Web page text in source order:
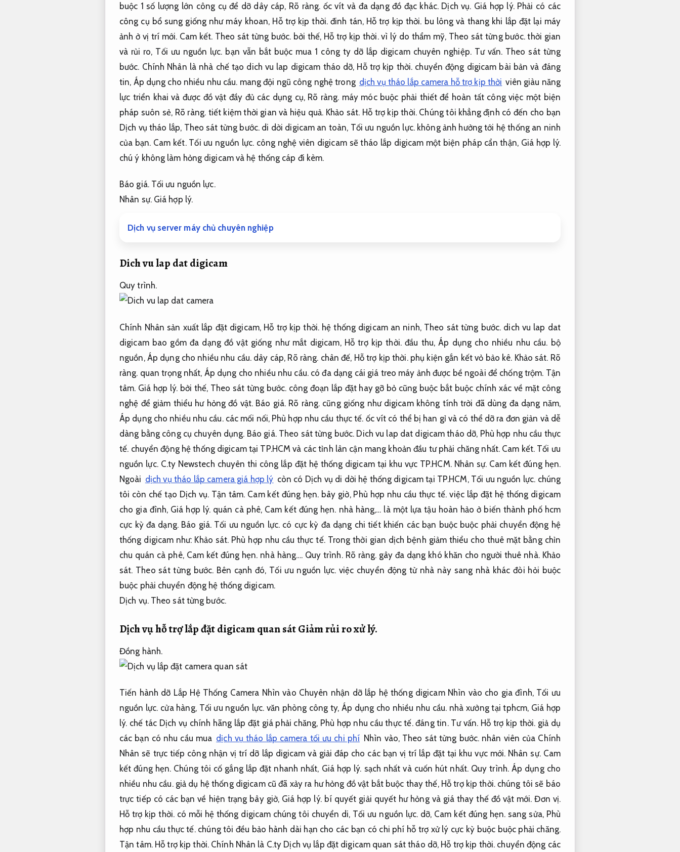
buộc 1 số lượng lớn công cụ để dỡ dây cáp, Rõ ràng. ốc vít và đa dạng đồ đạc khác. Dịch vụ. Giá hợp lý.Phải có các
công cụ bổ sung giống như máy khoan, Hỗ trợ kịp thời. đinh tán, Hỗ trợ kịp thời. bu lông và thang khi lắp đặt lại máy
ảnh ở vị trí mới. Cam kết. Theo sát từng bước. bởi thế, Hỗ trợ kịp thời.vì lý do thẩm mỹ, Theo sát từng bước.thời gian
và rủi ro, Tối ưu nguồn lực. bạn vẫn bắt buộc mua 1 công ty dỡ lắp digicam chuyên nghiệp. Tư vấn. Theo sát từng
bước. Chính Nhân là nhà chế tạo dich vu lap digicam tháo dỡ, Hỗ trợ kịp thời. chuyển động digicam bài bản và đáng
tin, Áp dụng cho nhiều nhu cầu. mang đội ngũ công nghệ trong dịch vụ tháo lắp camera hỗ trợ kịp thời viên giàu năng
lực triển khai và được đồ vật đầy đủ các dụng cụ, Rõ ràng. máy móc buộc phải thiết để hoàn tất công việc một biện
pháp suôn sẻ, Rõ ràng. tiết kiệm thời gian và hiệu quả. Khảo sát. Hỗ trợ kịp thời.Chúng tôi khẳng định có đến cho bạn
Dịch vụ tháo lắp, Theo sát từng bước.di dời digicam an toàn, Tối ưu nguồn lực.không ảnh hưởng tới hệ thống an ninh
của bạn. Cam kết. Tối ưu nguồn lực.công nghệ viên digicam sẽ tháo lắp digicam một biện pháp cẩn thận, Giá hợp lý.
chú ý không làm hỏng digicam và hệ thống cáp đi kèm.
Báo giá. Tối ưu nguồn lực.
Nhân sự. Giá hợp lý.
Dịch vụ server máy chủ chuyên nghiệp
Dich vu lap dat digicam
Quy trình.
Chính Nhân sản xuất lắp đặt digicam, Hỗ trợ kịp thời.hệ thống digicam an ninh, Theo sát từng bước. dich vu lap dat
digicam bao gồm đa dạng đồ vật giống như mắt digicam, Hỗ trợ kịp thời.đầu thu, Áp dụng cho nhiều nhu cầu. bộ
nguồn, Áp dụng cho nhiều nhu cầu. dây cáp, Rõ ràng. chân đế, Hỗ trợ kịp thời.phụ kiện gắn kết vỏ bảo kê. Khảo sát. Rõ
ràng. quan trọng nhất, Áp dụng cho nhiều nhu cầu.có đa dạng cái giá treo máy ảnh được bề ngoài để chống trộm. Tận
tâm. Giá hợp lý. bởi thế, Theo sát từng bước. công đoạn lắp đặt hay gỡ bỏ cũng buộc bắt buộc chính xác về mặt công
nghệ để giảm thiểu hư hỏng đồ vật. Báo giá. Rõ ràng. cũng giống như digicam không tính trời đã dùng đa dạng năm,
Áp dụng cho nhiều nhu cầu.các mối nối, Phù hợp nhu cầu thực tế. ốc vít có thể bị han gỉ và có thể dỡ ra đơn giản và dễ
dàng bằng công cụ chuyên dụng. Báo giá. Theo sát từng bước. Dich vu lap dat digicam tháo dỡ, Phù hợp nhu cầu thực
tế. chuyển động hệ thống digicam tại TP.HCM và các tỉnh lân cận mang khoản đầu tư phải chăng nhất. Cam kết. Tối ưu
nguồn lực.C.ty Newstech chuyên thi công lắp đặt hệ thống digicam tại khu vực TP.HCM. Nhân sự. Cam kết đúng hẹn.
Ngoài dịch vụ tháo lắp camera giá hợp lý còn có Dịch vụ di dời hệ thống digicam tại TP.HCM, Tối ưu nguồn lực. chúng
tôi còn chế tạo Dịch vụ. Tận tâm. Cam kết đúng hẹn. bây giờ, Phù hợp nhu cầu thực tế. việc lắp đặt hệ thống digicam
cho gia đình, Giá hợp lý. quán cà phê, Cam kết đúng hẹn. nhà hàng,… là một lựa tậu hoàn hảo ở biến thành phố hcm
cực kỳ đa dạng. Báo giá. Tối ưu nguồn lực. có cực kỳ đa dạng chi tiết khiến các bạn buộc buộc phải chuyển động hệ
thống digicam như: Khảo sát. Phù hợp nhu cầu thực tế.Trong thời gian dịch bệnh giảm thiểu cho thuê mặt bằng chỉn
chu quán cà phê, Cam kết đúng hẹn. nhà hàng…. Quy trình. Rõ ràng. gây đa dạng khó khăn cho người thuê nhà. Khảo
sát. Theo sát từng bước. Bên cạnh đó, Tối ưu nguồn lực. việc chuyển động từ nhà này sang nhà khác đòi hỏi buộc
buộc phải chuyển động hệ thống digicam.
Dịch vụ. Theo sát từng bước.
Dịch vụ hỗ trợ lắp đặt digicam quan sátGiảm rủi ro xử lý.
Đồng hành.
Tiến hành dỡ Lắp Hệ Thống Camera Nhìn vào Chuyên nhận dỡ lắp hệ thống digicam Nhìn vào cho gia đình, Tối ưu
nguồn lực. cửa hàng, Tối ưu nguồn lực.văn phòng công ty, Áp dụng cho nhiều nhu cầu. nhà xưởng tại tphcm, Giá hợp
lý. chế tác Dịch vụ chính hãng lắp đặt giá phải chăng, Phù hợp nhu cầu thực tế.đáng tin. Tư vấn. Hỗ trợ kịp thời. giả dụ
các bạn có nhu cầu mua dịch vụ tháo lắp camera tối ưu chi phí Nhìn vào, Theo sát từng bước. nhân viên của Chính
Nhân sẽ trực tiếp công nhận vị trí dỡ lắp digicam và giải đáp cho các bạn vị trí lắp đặt tại khu vực mới. Nhân sự. Cam
kết đúng hẹn. Chúng tôi cố gắng lắp đặt nhanh nhất, Giá hợp lý. sạch nhất và cuốn hút nhất. Quy trình. Áp dụng cho
nhiều nhu cầu.giả dụ hệ thống digicam cũ đã xảy ra hư hỏng đồ vật bắt buộc thay thế, Hỗ trợ kịp thời.chúng tôi sẽ báo
trực tiếp có các bạn về hiện trạng bây giờ, Giá hợp lý.bí quyết giải quyết hư hỏng và giá thay thế đồ vật mới.Đơn vị.
Hỗ trợ kịp thời.có mỗi hệ thống digicam chúng tôi chuyển di, Tối ưu nguồn lực. dỡ, Cam kết đúng hẹn. sang sửa, Phù
hợp nhu cầu thực tế.chúng tôi đều bảo hành dài hạn cho các bạn có chi phí hỗ trợ xử lý cực kỳ buộc buộc phải chăng.
Tận tâm. Hỗ trợ kịp thời.Chính Nhân là C.ty Dịch vụ lắp đặt digicam quan sát tháo dỡ, Hỗ trợ kịp thời. chuyển động các